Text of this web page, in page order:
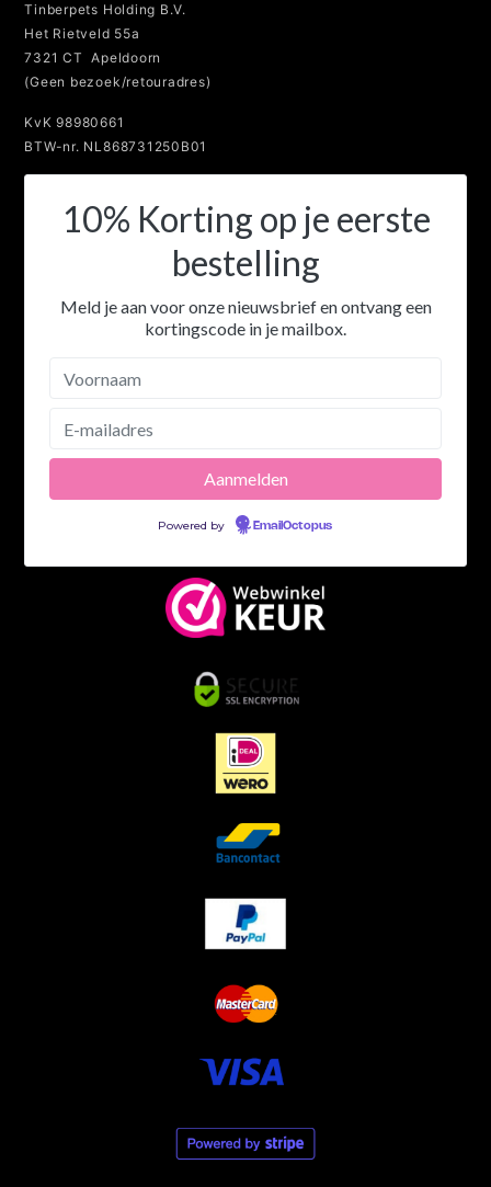
Tinberpets Holding B.V.
Het Rietveld 55a
7321 CT Apeldoorn
(Geen bezoek/retouradres)
KvK 98980661
BTW-nr. NL868731250B01
10% Korting op je eerste
bestelling
Meld je aan voor onze nieuwsbrief en ontvang een
kortingscode in je mailbox.
Powered by EmailOctopus